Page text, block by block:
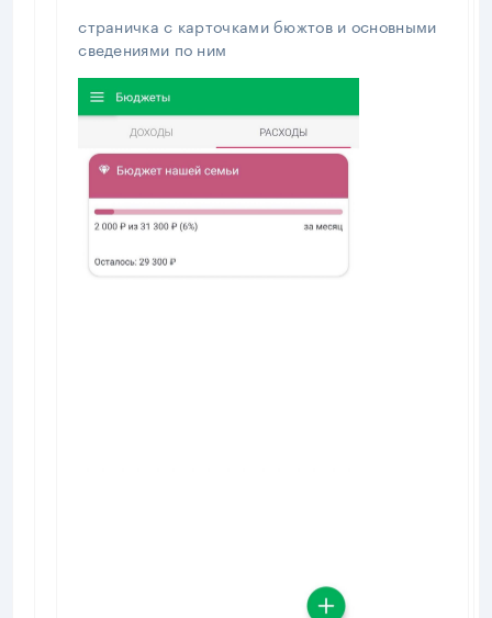
страничка с карточками бюжтов и основными
сведениями по ним